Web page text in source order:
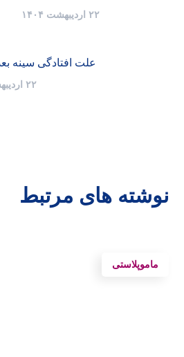
۲۲ اردیبهشت ۱۴۰۴
علت افتادگی سینه
۲۲ اردیبهشت ۱۴۰۴
نوشته های مرتبط
ماموپلاستی